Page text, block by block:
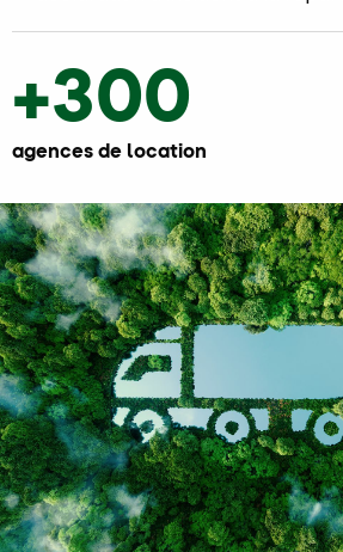
+300
agences de location